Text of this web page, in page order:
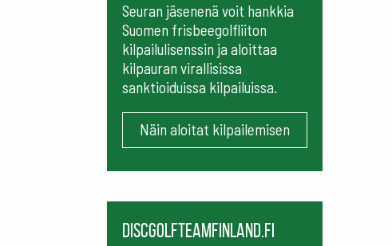
Seuran jäsenenä voit hankkia
Suomen frisbeegolfliiton
kilpailulisenssin ja aloittaa
kilpauran virallisissa
sanktioiduissa kilpailuissa.
Näin aloitat kilpailemisen
Discgolfteamfinland.fi